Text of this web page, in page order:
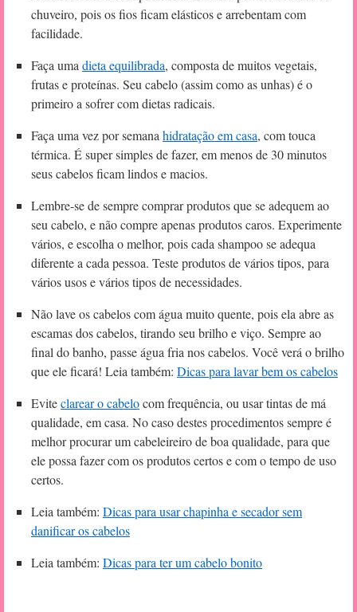
chuveiro, pois os fios ficam elásticos e arrebentam com
facilidade.
Faça uma dieta equilibrada, composta de muitos vegetais,
frutas e proteínas. Seu cabelo (assim como as unhas) é o
primeiro a sofrer com dietas radicais.
Faça uma vez por semana hidratação em casa, com touca
térmica. É super simples de fazer, em menos de 30 minutos
seus cabelos ficam lindos e macios.
Lembre-se de sempre comprar produtos que se adequem ao
seu cabelo, e não compre apenas produtos caros. Experimente
vários, e escolha o melhor, pois cada shampoo se adequa
diferente a cada pessoa. Teste produtos de vários tipos, para
vários usos e vários tipos de necessidades.
Não lave os cabelos com água muito quente, pois ela abre as
escamas dos cabelos, tirando seu brilho e viço. Sempre ao
final do banho, passe água fria nos cabelos. Você verá o brilho
que ele ficará! Leia também: Dicas para lavar bem os cabelos
Eviteclarear o cabelocom frequência, ou usar tintas de má
qualidade, em casa. No caso destes procedimentos sempre é
melhor procurar um cabeleireiro de boa qualidade, para que
ele possa fazer com os produtos certos e com o tempo de uso
certos.
Leia também: Dicas para usar chapinha e secador sem
danificar os cabelos
Leia também: Dicas para ter um cabelo bonito